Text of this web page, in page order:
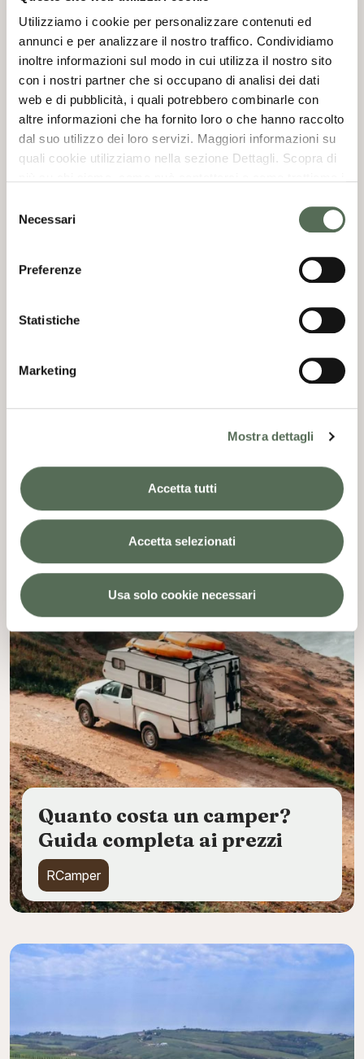
Utilizziamo i cookie per personalizzare contenuti ed
annunci e per analizzare il nostro traffico. Condividiamo
inoltre informazioni sul modo in cui utilizza il nostro sito
con i nostri partner che si occupano di analisi dei dati
web e di pubblicità, i quali potrebbero combinarle con
altre informazioni che ha fornito loro o che hanno raccolto
dal suo utilizzo dei loro servizi. Maggiori informazioni su
quali cookie utilizziamo nella sezione Dettagli. Scopra di
può trovare nel footer del sito nella sezione "Informativa
delNecessari
Preferenze
Statistiche
Marketing
Mostra dettagli
Accetta tutti
Accetta selezionati
Usa solo cookie necessari
Cosa portare in camper? La
checklist completa per ogni
RCamper
Quanto costa un camper?
Guida completa ai prezzi
RCamper